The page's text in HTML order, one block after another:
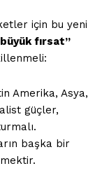
için bu yeni
fırsat”
Amerika, Asya,
güçler,
başka bir